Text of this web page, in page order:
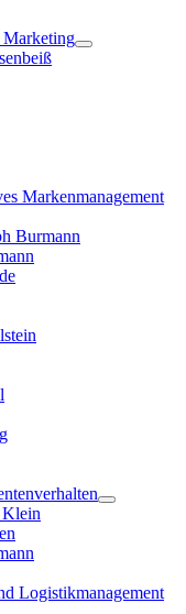
Marketing
Markenmanagement
Burmann
Logistikmanagement